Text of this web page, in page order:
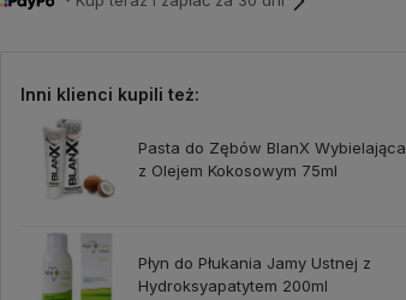
Inni klienci kupili też:
Pasta do Zębów BlanX Wybielająca
z Olejem Kokosowym 75ml
Płyn do Płukania Jamy Ustnej z
Hydroksyapatytem 200ml